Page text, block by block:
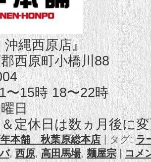
沖縄西原店』
西原町小橋川88
〜15時 18〜22時
日
定休日は数ヵ月後に
本舗 秋葉原総本店 |タグ: ラ
,西原,高田馬場,麺屋宗 |コメ